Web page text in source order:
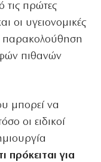
τις πρώτες
οι υγειονομικές
παρακολούθηση
πιθανών
μπορεί να
οι ειδικοί
πρόκειται για